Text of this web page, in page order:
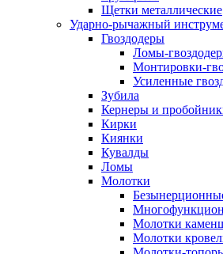
Щетки металлические
Ударно-рычажный
Гвоздодеры
Ломы-
Монтировки-
Усиленные
Зубила
Кернеры и
Кирки
Киянки
Кувалды
Ломы
Молотки
Молотки
Молотки